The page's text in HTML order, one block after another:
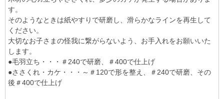
す。
そのようなときは紙やすりで研磨し、滑らかなラインを再生して
ください。
大切なお子さまの怪我に繋がらないよう、お手入れをお願いいた
します。
●毛羽立ち・・・＃240で研磨、＃400で仕上げ
●ささくれ・カケ・・・～＃120で形を整え、＃240で研磨、その
後＃400で仕上げ